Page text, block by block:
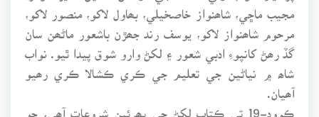
مجيب ماڇي، شاھنواز خاصخيلي، بھاول لاکو، منصور لاکو،
مرحوم شاھنواز لاکو، يوسف رند جھڙن باشعور ماڻھن سان
گڏ رھڻ کانپوءِ ادبي شعور ۽ لکڻ وارو شوق پيدا ٿيو. نواب
شاھ ۾ نياڻين جي تعليم جي ڪري ڪشالا ڪري رھيو
آھيان.
ڪووڊ-19 تي ڪتاب لکڻ جي پھرئين شروعات آھي، جو